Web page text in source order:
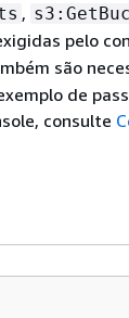
,
pelo
são
de
consulte